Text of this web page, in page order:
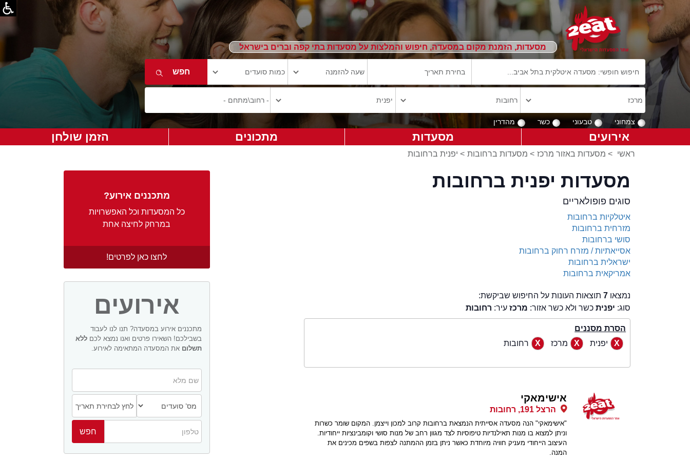
מסעדות, הזמנת מקום במסעדה, חיפוש והמלצות על מסעדות בתי קפה וברים בישראל
צמחוני טבעוני כשר מהדרין
אירועים מסעדות מתכונים הזמן שולחן
ראשי > מסעדות באזור מרכז > מסעדות ברחובות > יפנית ברחובות
מתכננים אירוע?
כל המסעדות וכל האפשרויות
במרחק לחיצה אחת
לחצו כאן לפרטים!
אירועים
מתכננים אירוע במסעדה? תנו לנו לעבוד
בשבילכם! השאירו פרטים ואנו נמצא לכם ללא
תשלום את המסעדה המתאימה לאירוע.
מסעדות יפנית ברחובות
סוגים פופולאריים
איטלקיות ברחובות
מזרחית ברחובות
סושי ברחובות
אסייאתיות / מזרח רחוק ברחובות
ישראלית ברחובות
אמריקאית ברחובות
נמצאו 7תוצאות העונות על החיפוש שביקשת:
סוג: יפניתכשר ולא כשר אזור: מרכזעיר: רחובות
הסרת מסננים
יפנית
מרכז רחובות
אישימאקי
הרצל 191, רחובות
"אישימאקי" הנה מסעדה אסייתית הנמצאת ברחובות קרוב למכון וייצמן. המקום שומר כשרות
וניתן למצוא בו מנות תאילנדיות טיפוסיות לצד מגוון רחב של מנות סושי וקומבינציות ייחודיות.
העיצוב הייחודי מעניק חוויה מיוחדת כאשר ניתן בזמן ההמתנה לצפות בשפים מכינים את
המנה.